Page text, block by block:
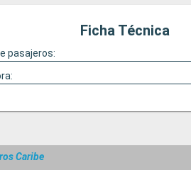
Ficha Técnica
pasajeros:
Caribe